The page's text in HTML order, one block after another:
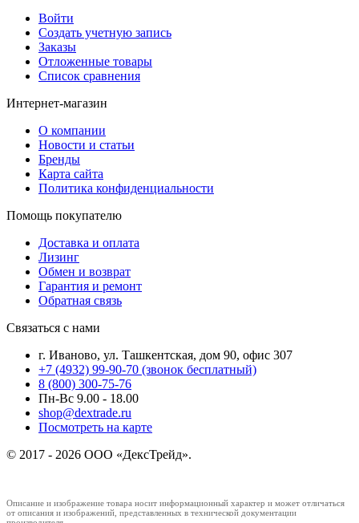
Войти
Создать учетную запись
Заказы
Отложенные товары
Список сравнения
Интернет-магазин
О компании
Новости и статьи
Бренды
Карта сайта
Политика конфиденциальности
Помощь покупателю
Доставка и оплата
Лизинг
Обмен и возврат
Гарантия и ремонт
Обратная связь
Связаться с нами
г. Иваново, ул. Ташкентская, дом 90, офис 307
+7 (4932) 99-90-70 (звонок бесплатный)
8 (800) 300-75-76
Пн-Вс 9.00 - 18.00
shop@dextrade.ru
Посмотреть на карте
© 2017 - 2026 ООО «ДексТрейд».
Описание и изображение товара носит информационный характер и может отличаться
от описания и изображений, представленных в технической документации